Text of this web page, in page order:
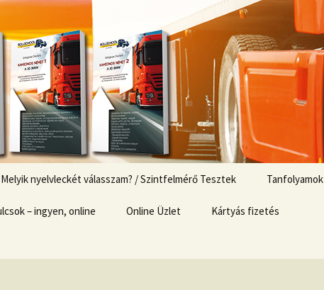
Melyik nyelvleckét válasszam? / Szintfelmérő Tesztek Tanfolyamok
– ingyen, online Online Üzlet Kártyás fizetés